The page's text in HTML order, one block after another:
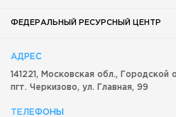
ФЕДЕРАЛЬНЫЙ РЕСУРСНЫЙ ЦЕНТР
АДРЕС
141221, Московская обл., Городской
пгт. Черкизово, ул. Главная, 99
ТЕЛЕФОНЫ